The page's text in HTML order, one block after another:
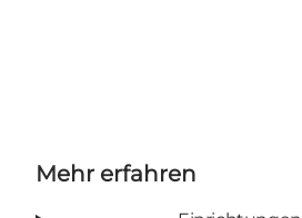
Mehr erfahren